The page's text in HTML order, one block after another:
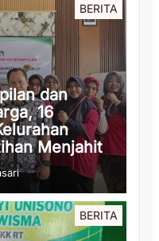
BERITA
dan
16
Menjahit
BERITA